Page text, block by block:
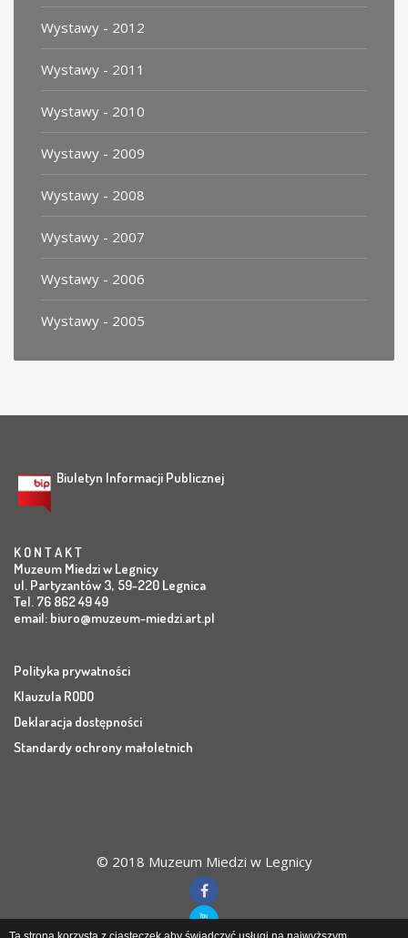
Wystawy - 2012
Wystawy - 2011
Wystawy - 2010
Wystawy - 2009
Wystawy - 2008
Wystawy - 2007
Wystawy - 2006
Wystawy - 2005
Biuletyn Informacji Publicznej
K O N T A K T
Muzeum Miedzi w Legnicy
ul. Partyzantów 3, 59-220 Legnica
Tel. 76 862 49 49
email: biuro@muzeum-miedzi.art.pl
Polityka prywatności
Klauzula RODO
Deklaracja dostępności
Standardy ochrony małoletnich
© 2018 Muzeum Miedzi w Legnicy